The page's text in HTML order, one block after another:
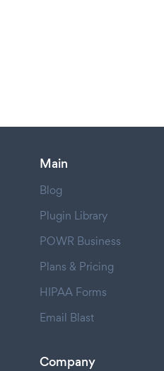
Main
Blog
Plugin Library
POWR Business
Plans & Pricing
HIPAA Forms
Email Blast
Company